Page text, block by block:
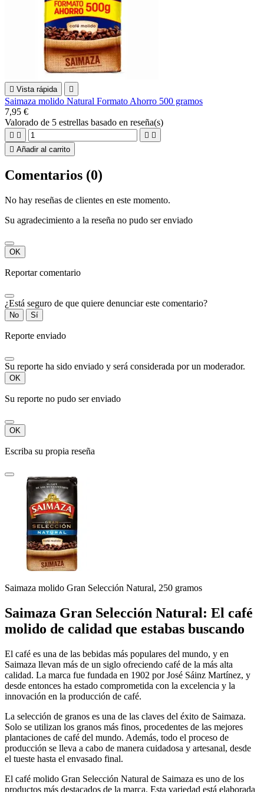
 Vista rápida 
Saimaza molido Natural Formato Ahorro 500 gramos
7,95 €
Valorado de 5 estrellas basado en reseña(s)
   
 Añadir al carrito
Comentarios (0)
No hay reseñas de clientes en este momento.
Su agradecimiento a la reseña no pudo ser enviado
OK
Reportar comentario
¿Está seguro de que quiere denunciar este comentario?
No Sí
Reporte enviado
Su reporte ha sido enviado y será considerada por un moderador.
OK
Su reporte no pudo ser enviado
OK
Escriba su propia reseña
Saimaza molido Gran Selección Natural, 250 gramos
Saimaza Gran Selección Natural: El café
molido de calidad que estabas buscando
El café es una de las bebidas más populares del mundo, y en
Saimaza llevan más de un siglo ofreciendo café de la más alta
calidad. La marca fue fundada en 1902 por José Sáinz Martínez, y
desde entonces ha estado comprometida con la excelencia y la
innovación en la producción de café.
La selección de granos es una de las claves del éxito de Saimaza.
Solo se utilizan los granos más finos, procedentes de las mejores
plantaciones de café del mundo. Además, todo el proceso de
producción se lleva a cabo de manera cuidadosa y artesanal, desde
el tueste hasta el envasado final.
El café molido Gran Selección Natural de Saimaza es uno de los
productos más destacados de la marca. Esta variedad está elaborada